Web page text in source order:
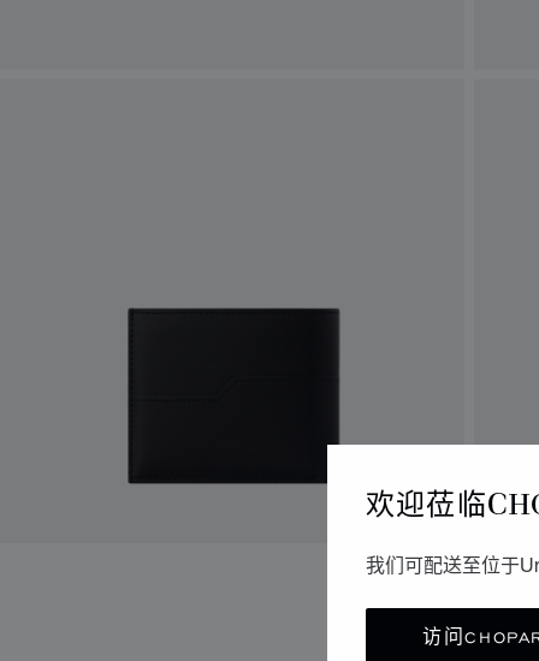
欢迎莅临
我们可配送至位于
访问